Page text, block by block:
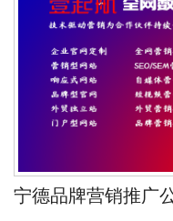
宁德品牌营销推广